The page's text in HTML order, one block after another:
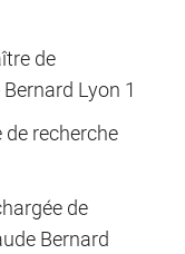
de
Lyon 1
de recherche
de
Bernard